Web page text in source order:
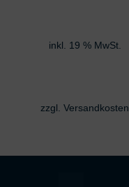
inkl. 19 % MwSt.
zzgl. Versandkosten